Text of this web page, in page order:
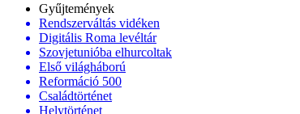
Gyűjtemények
Rendszerváltás vidéken
Digitális Roma levéltár
Szovjetunióba elhurcoltak
Első világháború
Reformáció 500
Családtörténet
Helytörténet